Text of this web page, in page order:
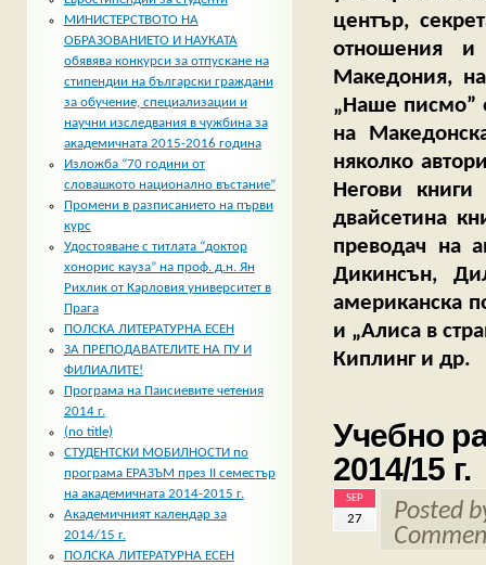
център,
отношения и
Македония,
„Наше писмо”
на
няколко
Негови
двайсетина
преводач на
Дикинсън,
американска
и „Алиса в
Киплинг и др.
Учебно
2014/15 г.
SEP
27
Posted
МИНИСТЕРСТВОТО НА
ОБРАЗОВАНИЕТО И НАУКАТА
обявява конкурси за отпускане на
стипендии на български граждани
за обучение, специализации и
научни изследвания в чужбина за
академичната 2015-2016 година
Изложба “70 години от
словашкото национално въстание”
Промени в разписанието на първи
курс
Удостояване с титлата “доктор
хонорис кауза” на проф. д.н. Ян
Рихлик от Карловия университет в
Прага
ПОЛСКА ЛИТЕРАТУРНА ЕСЕН
ЗА ПРЕПОДАВАТЕЛИТЕ НА ПУ И
ФИЛИАЛИТЕ!
Програма на Паисиевите четения
2014 г.
(no title)
СТУДЕНТСКИ МОБИЛНОСТИ по
програма ЕРАЗЪМ през II семестър
на академичната 2014-2015 г.
Академичният календар за
2014/15 г.
ПОЛСКА ЛИТЕРАТУРНА ЕСЕН